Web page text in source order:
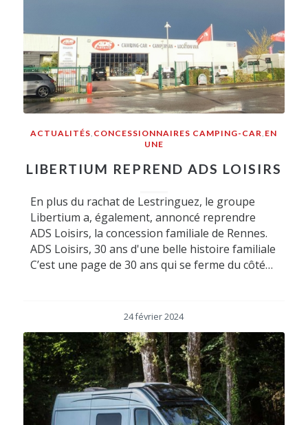
ACTUALITÉS, CONCESSIONNAIRES CAMPING-CAR, EN
UNE
LIBERTIUM REPREND ADS LOISIRS
En plus du rachat de Lestringuez, le groupe
Libertium a, également, annoncé reprendre
ADS Loisirs, la concession familiale de Rennes.
ADS Loisirs, 30 ans d'une belle histoire familiale
C’est une page de 30 ans qui se ferme du côté…
24 février 2024